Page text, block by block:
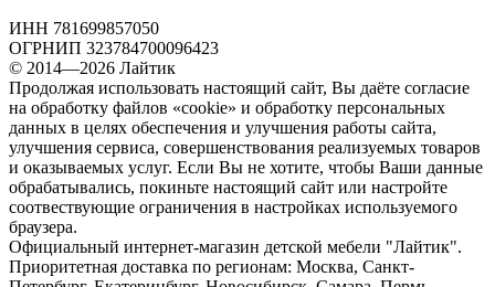
ИНН 781699857050
ОГРНИП 323784700096423
© 2014—2026 Лайтик
Продолжая использовать настоящий сайт, Вы даёте согласие
на обработку файлов «cookie» и обработку персональных
данных в целях обеспечения и улучшения работы сайта,
улучшения сервиса, совершенствования реализуемых товаров
и оказываемых услуг. Если Вы не хотите, чтобы Ваши данные
обрабатывались, покиньте настоящий сайт или настройте
соотвествующие ограничения в настройках используемого
браузера.
Официальный интернет-магазин детской мебели "Лайтик".
Приоритетная доставка по регионам: Москва, Санкт-